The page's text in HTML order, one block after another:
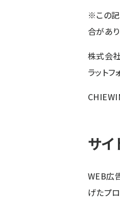
※この
合があ
株式会
ラット
サイ
WEB広
げたプ